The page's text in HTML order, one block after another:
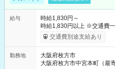
給与
時給1,830円～
時給1,830円以上 ※交通費
考慮して決定します 【収入例】 週1回勤務の場合：1,830円×8時
間×4回=5万8,560円 週3回勤務の場合：1,830円×8時間×12回
月 ※ 雇用形態と給与に、本
用形態：本採用時と同じで
交通費別途支給あり
勤務地
大阪府枚方市
大阪府枚方市中宮本町（最